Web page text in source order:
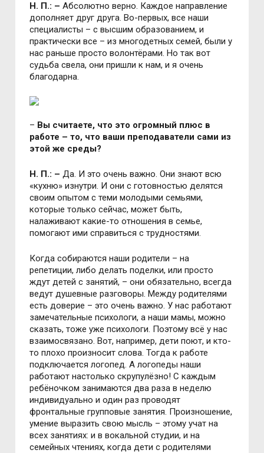
Н. П.: –Абсолютно верно. Каждое направление
дополняет друг друга. Во-первых, все наши
специалисты – с высшим образованием, и
практически все – из многодетных семей, были у
нас раньше просто волонтёрами. Но так вот
судьба свела, они пришли к нам, и я очень
благодарна.
– Вы считаете, что это огромный плюс в
работе – то, что ваши преподаватели сами из
этой же среды?
Н. П.: –Да. И это очень важно. Они знают всю
«кухню» изнутри. И они с готовностью делятся
своим опытом с теми молодыми семьями,
которые только сейчас, может быть,
налаживают какие-то отношения в семье,
помогают ими справиться с трудностями.
Когда собираются наши родители – на
репетиции, либо делать поделки, или просто
ждут детей с занятий, – они обязательно, всегда
ведут душевные разговоры. Между родителями
есть доверие – это очень важно. У нас работают
замечательные психологи, а наши мамы, можно
сказать, тоже уже психологи. Поэтому всё у нас
взаимосвязано. Вот, например, дети поют, и кто-
то плохо произносит слова. Тогда к работе
подключается логопед. А логопеды наши
работают настолько скрупулёзно! С каждым
ребёночком занимаются два раза в неделю
индивидуально и один раз проводят
фронтальные групповые занятия. Произношение,
умение выразить свою мысль – этому учат на
всех занятиях: и в вокальной студии, и на
семейных чтениях, когда дети с родителями